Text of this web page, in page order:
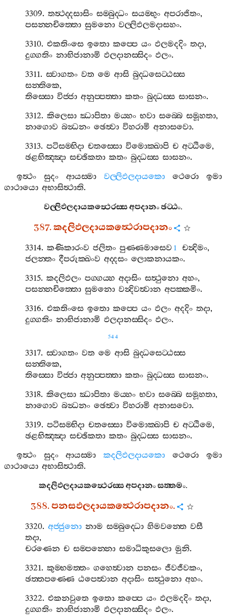
3309.තත්‍ථද‍්දසාසිං සම‍්බුද‍්ධං සයම‍්භුං අපරාජිතං,
පසන‍්නචිත‍්තො සුමනො වල‍්ලිඵලමදාසහං.
3310.එකතිංසෙ ඉතො කප‍්පෙ යං ඵලමදදිං තදා,
දුග‍්ගතිං නාභිජානාමි ඵලදානස‍්සිදං ඵලං.
3311.ස‍්වාගතං වත මෙ ආසි බුද‍්ධසෙට‍්ඨස‍්ස
සන‍්තිකෙ,
තිස‍්සො විජ‍්ජා අනුප‍්පත‍්තා කතං බුද‍්ධස‍්ස සාසනං.
3312.කිලෙසා ඣාපිතා මය‍්හං භවා සබ‍්බෙ සමූහතා,
නාගොව බන්‍ධනං ඡෙත්‍වා විහරාමි අනාසවො.
3313.පටිසම‍්භිදා චතස‍්සො විමොක‍්ඛාපි ච අට‍්ඨිමෙ,
ඡළභිඤ‍්ඤා සච‍්ඡිකතා කතං බුද‍්ධස‍්ස සාසනං.
ඉත්‍ථං
සුදං ආයස‍්මා වල‍්ලිඵලදායකො ථෙරො
ඉමා
ගාථායො අභාසිත්‍ථාති.
වල‍්ලිඵලදායකත්‍ථෙරස‍්සඅපදානංඡට‍්ඨං.
387.කදලිඵලදායකත්‍ථෙරාපදානං
3314.කණිකාරංව ජලිතං පුණ‍්ණමාසෙව 1 චන්‍දිමං,
ජලන‍්තං දීපරුක‍්ඛංව අද‍්දසං ලොකනායකං.
3315.කදලිඵලං පග‍්ගය‍්හ අදාසිං සත්‍ථුනො අහං,
පසන‍්නචිත‍්තො සුමනො වන්‍දිවත්‍වාන අපක‍්කමිං.
3316.එකතිංසෙ ඉතො කප‍්පෙ යං ඵලං අදදිං තදා,
දුග‍්ගතිං නාභිජානාමි ඵලදානස‍්සිදං ඵලං.
544
3317.ස‍්වාගතං වත මෙ ආසි බුද‍්ධසෙට‍්ඨස‍්ස
සන‍්තිකෙ,
තිස‍්සො විජ‍්ජා අනුප‍්පත‍්තා කතං බුද‍්ධස‍්ස සාසනං.
3318.කිලෙසා ඣාපිතා මය‍්හං භවා සබ‍්බෙ සමූහතා,
නාගොව බන්‍ධනං ඡෙත්‍වා විහරාමි අනාසවො.
3319.පටිසම‍්භිදා චතස‍්සො විමොක‍්ඛාපි ච අට‍්ඨිමෙ,
ඡළභිඤ‍්ඤා සච‍්ඡිකතා කතං බුද‍්ධස‍්ස සාසනං.
ඉත්‍ථං
සුදං ආයස‍්මා කදලිඵලදායකො ථෙරො
ඉමා
ගාථායො අභාසිත්‍ථාති.
කදලිඵලදායකත්‍ථෙරස‍්සඅපදානංසත‍්තමං.
388.පනසඵලදායකත්‍ථෙරාපදානං.
3320.අජ‍්ජුනො නාම සම‍්බුද‍්ධො හිමවන‍්තෙ වසී
තදා,
චරණෙන ච සම‍්පන‍්නො සමාධිකුසලො මුනි.
3321.කුම‍්භමත‍්තං ගහෙත්‍වාන පනසං ජීවජීවකං,
ඡත‍්තපණ‍්ණෙ ඨපෙත්‍වාන අදාසිං සත්‍ථුනො අහං.
3322.එකනවුතෙ ඉතො කප‍්පෙ යං ඵලමදදිං තදා,
දුග‍්ගතිං නාභිජානාමි ඵලදානස‍්සිදං ඵලං.